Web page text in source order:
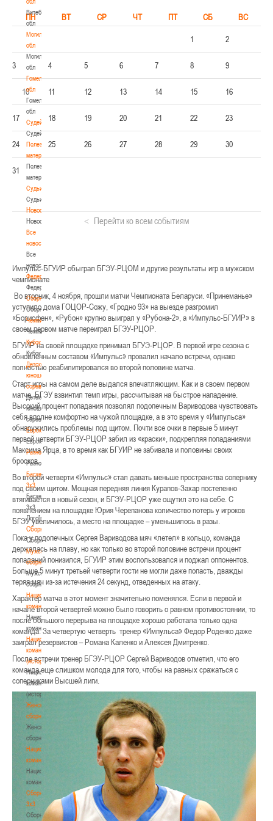
Витебская
обл
Могилевская
обл
Могилевская
обл
Гомельская
обл
Гомельская
обл
Судейство
Судейство
Полезные
материалы
Полезные
материалы
Судьи
Судьи
Новости
Новости
Все
новости
Все
новости
Федерация
Федерация
Сборные
Сборные
Чемпионат
Чемпионат
Кубок
Кубок
Детско-
юношеские
соревнования
Детско-
юношеские
соревнования
Еврокубки
Еврокубки
Разное
Разное
Баскетбол
3х3
Баскетбол
3х3
Лого[modid=121]
Сборные
Сборные
Мужские
сборные
Мужские
сборные
Национальная
команда
Национальная
команда
Национальная
команда
(история)
Национальная
команда
(история)
Женские
сборные
Женские
сборные
Национальная
команда
Национальная
команда
Сборные
3х3
Сборные
ПН ВТ СР ЧТ ПТ СБ ВС
1 2
3 4 5 6 7 8 9
10 11 12 13 14 15 16
17 18 19 20 21 22 23
24 25 26 27 28 29 30
31
Перейти ко всем событиям
Импульс-БГУИР обыграл БГЭУ-РЦОМ и другие результаты игр в мужском
чемпионате
Во вторник, 4 ноября, прошли матчи Чемпионата Беларуси. «Принеманье»
уступило дома ГОЦОР-Сожу, «Гродно 93» на выезде разгромил
«Борисфен», «Рубон» крупно выиграл у «Рубона-2», а «Импульс-БГУИР» в
своем первом матче переиграл БГЭУ-РЦОР.
БГУИР на своей площадке принимал БГУЭ-РЦОР. В первой игре сезона с
обновленным составом «Импульс» провалил начало встречи, однако
полностью реабилитировался во второй половине матча.
Старт игры на самом деле выдался впечатляющим. Как и в своем первом
матче, БГЭУ взвинтил темп игры, рассчитывая на быстрое нападение.
Высокий процент попадания позволял подопечным Вариводова чувствовать
себя вполне комфортно на чужой площадке, а в это время у «Импульса»
обнаружились проблемы под щитом. Почти все очки в первые 5 минут
первой четверти БГЭУ-РЦОР забил из «краски», подкрепляя попаданиями
Максима Ярца, в то время как БГУИР не забивала и половины своих
бросков.
Во второй четверти «Импульс» стал давать меньше пространства сопернику
под своим щитом. Мощная передняя линия Курапов-Захар постепенно
втягивается в новый сезон, и БГЭУ-РЦОР уже ощутил это на себе. С
появлением на площадке Юрия Черепанова количество потерь у игроков
БГЭУ увеличилось, а место на площадке – уменьшилось в разы.
Пока у подопечных Сергея Вариводова мяч «летел» в кольцо, команда
держалась на плаву, но как только во второй половине встречи процент
попаданий понизился, БГУИР этим воспользовался и поджал оппонентов.
Больше 5 минут третьей четверти гости не могли даже попасть, дважды
теряя мяч из-за истечения 24 секунд, отведенных на атаку.
Характер матча в этот момент значительно поменялся. Если в первой и
начале второй четвертей можно было говорить о равном противостоянии, то
после большого перерыва на площадке хорошо работала только одна
команда. За четвертую четверть тренер «Импульса» Федор Роденко даже
заиграл резервистов – Романа Каленко и Алексея Дмитренко.
После встречи тренер БГЭУ-РЦОР Сергей Вариводов отметил, что его
команда еще слишком молода для того, чтобы на равных сражаться с
соперниками Высшей лиги.